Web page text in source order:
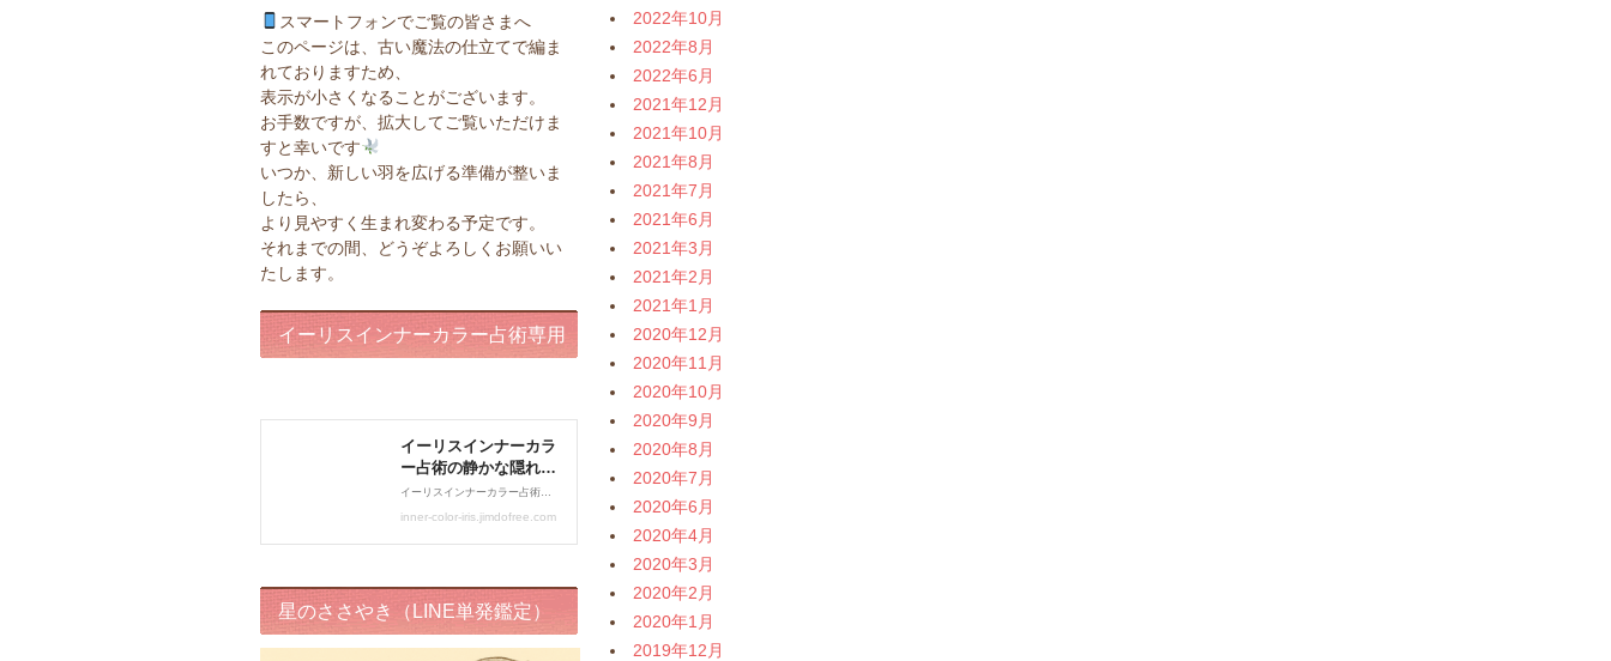
2022年10月
2022年8月
2022年6月
2021年12月
2021年10月
2021年8月
2021年7月
2021年6月
2021年3月
2021年2月
2021年1月
2020年12月
2020年11月
2020年10月
2020年9月
2020年8月
2020年7月
2020年6月
2020年4月
2020年3月
2020年2月
2020年1月
2019年12月
スマートフォンでご覧の皆さまへ
このページは、古い魔法の仕立てで編ま
れておりますため、
表示が小さくなることがございます。
お手数ですが、拡大してご覧いただけま
すと幸いです
いつか、新しい羽を広げる準備が整いま
したら、
より見やすく生まれ変わる予定です。
それまでの間、どうぞよろしくお願いい
たします。
イーリスインナーカラー占術専用
星のささやき（LINE単発鑑定）